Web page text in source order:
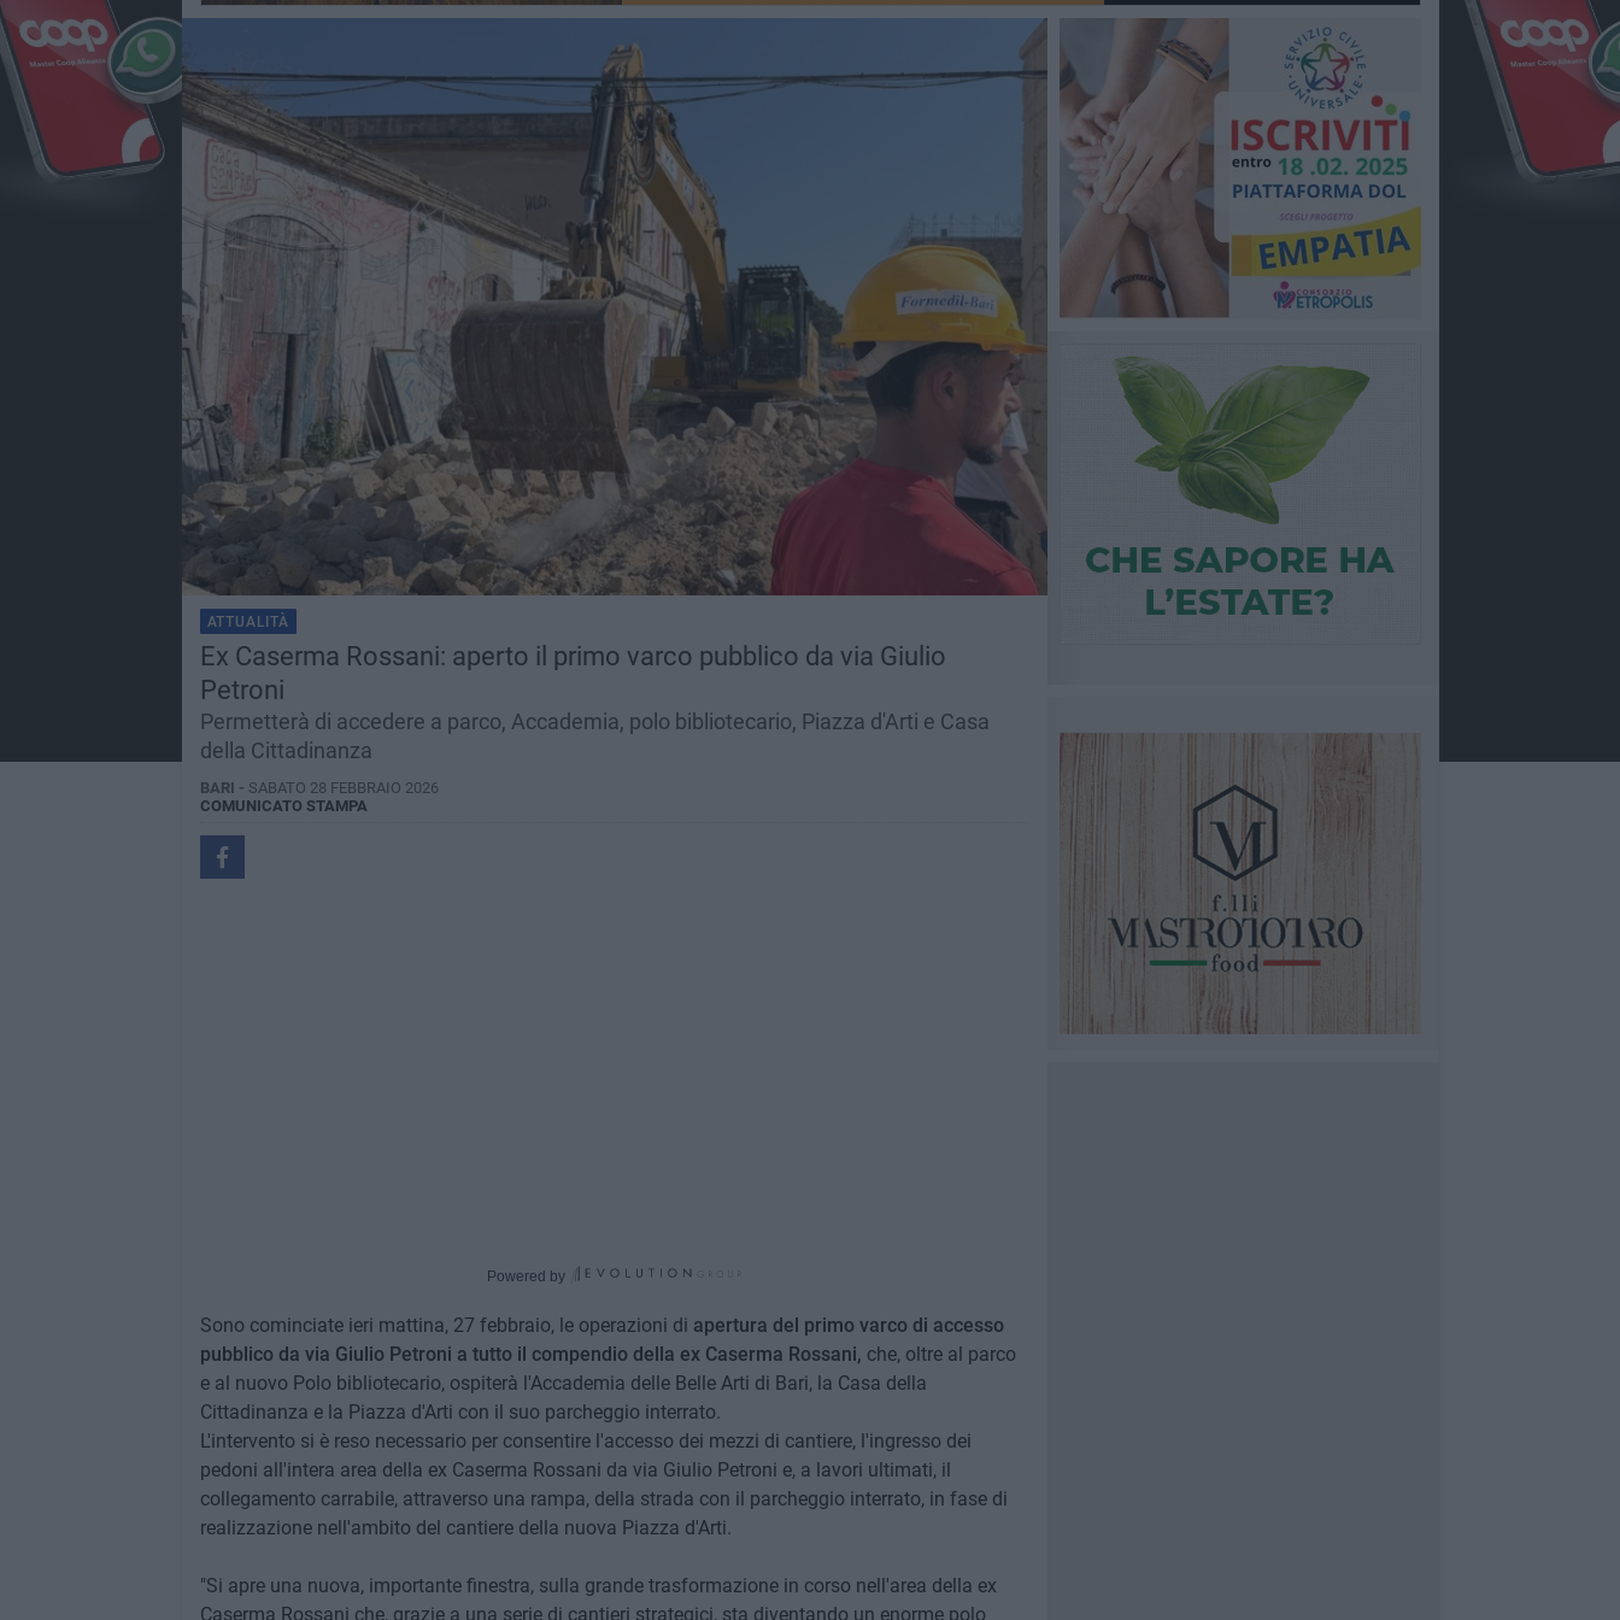
ATTUALITÀ
Ex Caserma Rossani: aperto il primo varco pubblico da via Giulio
Petroni
Permetterà di accedere a parco, Accademia, polo bibliotecario, Piazza d'Arti e Casa
della Cittadinanza
BARI - SABATO 28 FEBBRAIO 2026
COMUNICATO STAMPA
Powered by
Sono cominciate ieri mattina, 27 febbraio, le operazioni di apertura del primo varco di accesso
pubblico da via Giulio Petroni a tutto il compendio della ex Caserma Rossani, che, oltre al parco
e al nuovo Polo bibliotecario, ospiterà l'Accademia delle Belle Arti di Bari, la Casa della
Cittadinanza e la Piazza d'Arti con il suo parcheggio interrato.
L'intervento si è reso necessario per consentire l'accesso dei mezzi di cantiere, l'ingresso dei
pedoni all'intera area della ex Caserma Rossani da via Giulio Petroni e, a lavori ultimati, il
collegamento carrabile, attraverso una rampa, della strada con il parcheggio interrato, in fase di
realizzazione nell'ambito del cantiere della nuova Piazza d'Arti.
"Si apre una nuova, importante finestra, sulla grande trasformazione in corso nell'area della ex
Caserma Rossani che, grazie a una serie di cantieri strategici, sta diventando un enorme polo